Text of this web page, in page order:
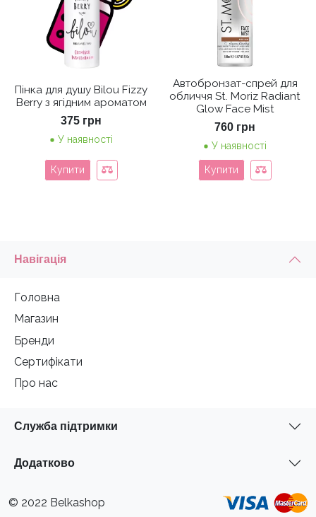
Пінка для душу Bilou Fizzy
Berry з ягідним ароматом
375 грн
У наявності
Купити
Автобронзат-спрей для
обличчя St. Moriz Radiant
Glow Face Mist
760 грн
У наявності
Купити
Навігація
Головна
Магазин
Бренди
Сертифікати
Про нас
Служба підтримки
Додатково
© 2022 Belkashop